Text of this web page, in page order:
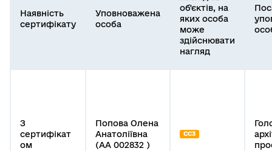
Наявність
сертифікату
Уповноважена
особа
об'єктів, на
яких особа
може
здійснювати
нагляд
З
сертифікат
ом
Попова Олена
Анатоліївна
(АА 002832 )
СС3